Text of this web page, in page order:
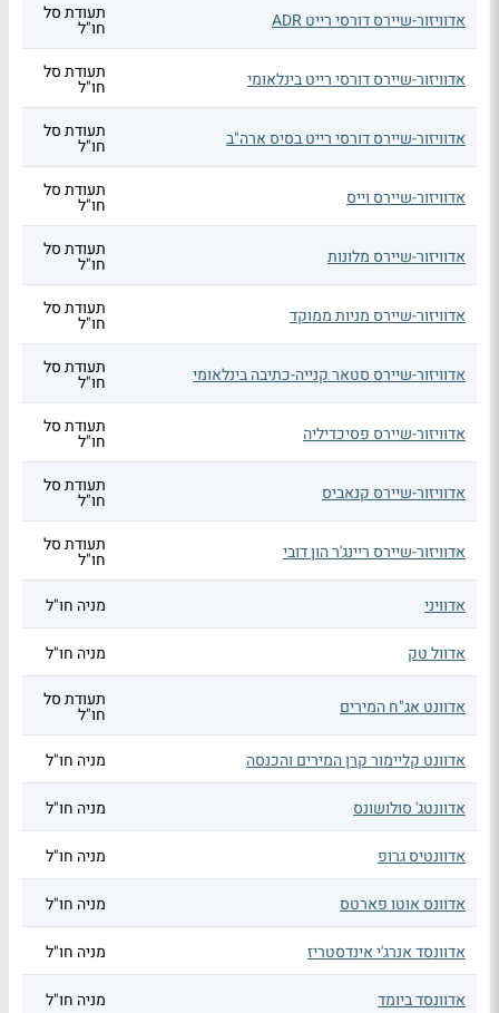
אדוויזור-שיירס דורסי רייט ADR תעודת סל
חו"ל
אדוויזור-שיירס דורסי רייט בינלאומי תעודת סל
חו"ל
אדוויזור-שיירס דורסי רייט בסיס ארה"ב תעודת סל
חו"ל
אדוויזור-שיירס וייס תעודת סל
חו"ל
אדוויזור-שיירס מלונות תעודת סל
חו"ל
אדוויזור-שיירס מניות ממוקד תעודת סל
חו"ל
אדוויזור-שיירס סטאר קנייה-כתיבה בינלאומי תעודת סל
חו"ל
אדוויזור-שיירס פסיכדיליה תעודת סל
חו"ל
אדוויזור-שיירס קנאביס תעודת סל
חו"ל
אדוויזור-שיירס ריינג'ר הון דובי תעודת סל
חו"ל
אדוויני
מניה חו"ל
אדוול טק מניה חו"ל
אדוונט אג"ח המירים תעודת סל
חו"ל
אדוונט קליימור קרן המירים והכנסה
מניה חו"ל
אדוונטג' סולושונס מניה חו"ל
אדוונטיס גרופ מניה חו"ל
אדוונס אוטו פארטס מניה חו"ל
אדוונסד אנרג'י אינדסטריז מניה חו"ל
אדוונסד ביומד מניה חו"ל